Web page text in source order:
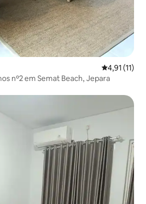
4,91 de uma
4,91 (11)
nº2 em Semat Beach, Jepara